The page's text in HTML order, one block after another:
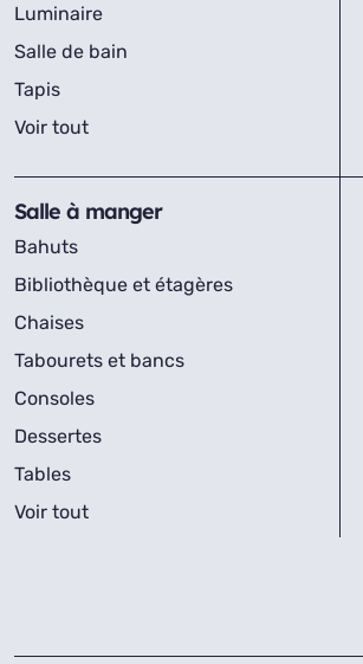
Luminaire
Salle de bain
Tapis
Voir tout
Salle à manger
Bahuts
Bibliothèque et étagères
Chaises
Tabourets et bancs
Consoles
Dessertes
Tables
Voir tout